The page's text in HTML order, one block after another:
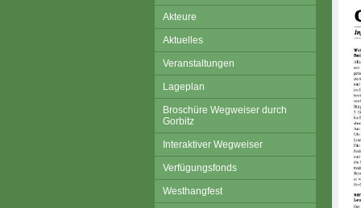
Akteure
Aktuelles
Veranstaltungen
Lageplan
Broschüre Wegweiser durch
Gorbitz
Interaktiver Wegweiser
Verfügungsfonds
Westhangfest